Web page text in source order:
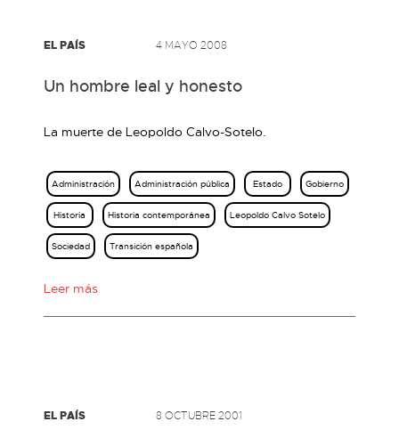
EL PAÍS 4 MAYO 2008
Un hombre leal y honesto
La muerte de Leopoldo Calvo-Sotelo.
Administración Administración pública Estado Gobierno
Historia Historia contemporánea Leopoldo Calvo Sotelo
Sociedad Transición española
Leer más
EL PAÍS 8 OCTUBRE 2001